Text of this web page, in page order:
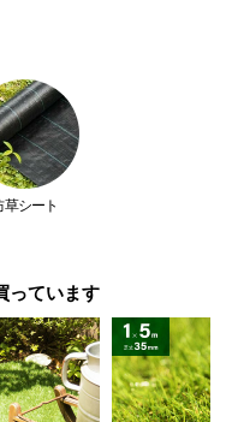
草シート
っています